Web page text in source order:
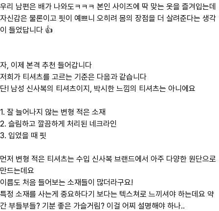
우리 남편은 배가 나와도ㅋㅋㅋ 본인 사이즈에 딱 맞는 옷을 즐겨입는데
자신감은 물론이고 핏이 예쁘니 오히려 몸의 장점을 더 살려준다는 생각
이 들었답니다 👍
자, 이제 본격 추천 들어갑니다
저희가 티셔츠를 고르는 기준은 다음과 같습니다
단! 남성 신사복의 티셔츠이지, 박시한 느낌의 티셔츠는 아니에요
1. 잘 늘어나지 않는 변형 적은 소재
2. 슬림하고 깔끔하게 처리된 네크라인
3. 입었을 때 핏
먼저 변형 적은 티셔츠는 수입 신사복 브랜드에서 아주 다양한 원단으로
만드는데요
이름도 처음 들어보는 소재들이 많더라구요!
특정 소재를 사는게 중요하다기 보다는 텍스쳐로 느끼셔야 하는데요 약
간 부들부들? 기분 좋은 가슬거림? 이걸 어찌 설명해야 하나..